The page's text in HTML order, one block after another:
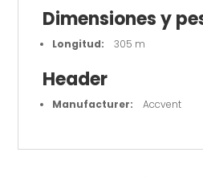
Dimensiones y
Longitud: 305 m
Header
Manufacturer: Accvent